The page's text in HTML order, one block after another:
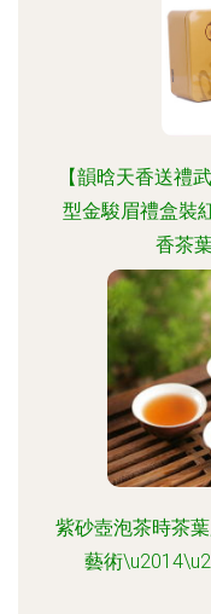
【韻晗天香送禮
型金駿眉禮盒裝
香茶
紫砂壺泡茶時茶
藝術